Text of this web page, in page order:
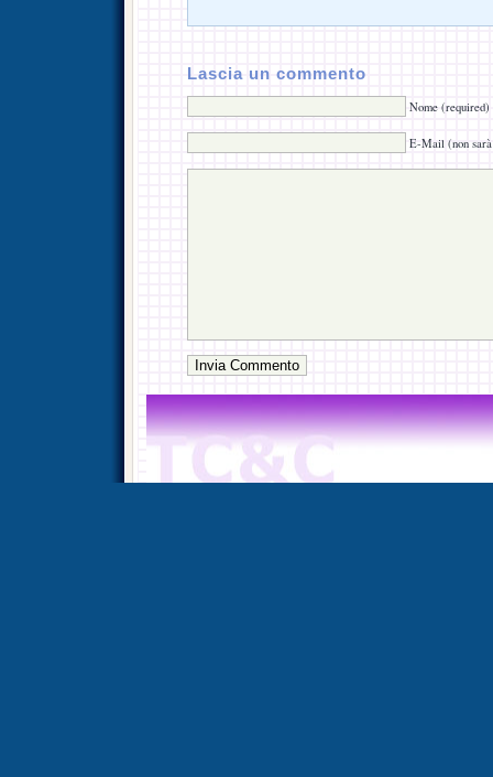
Lascia un commento
Nome (required)
E-Mail (non